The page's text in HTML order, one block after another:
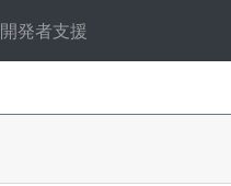
開発者支援